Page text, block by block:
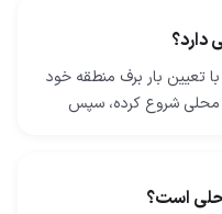
دارد؟
تعیین بار برف منطقه خود
محلی شروع کرده، سپس